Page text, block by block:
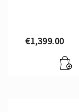
€1,399.00